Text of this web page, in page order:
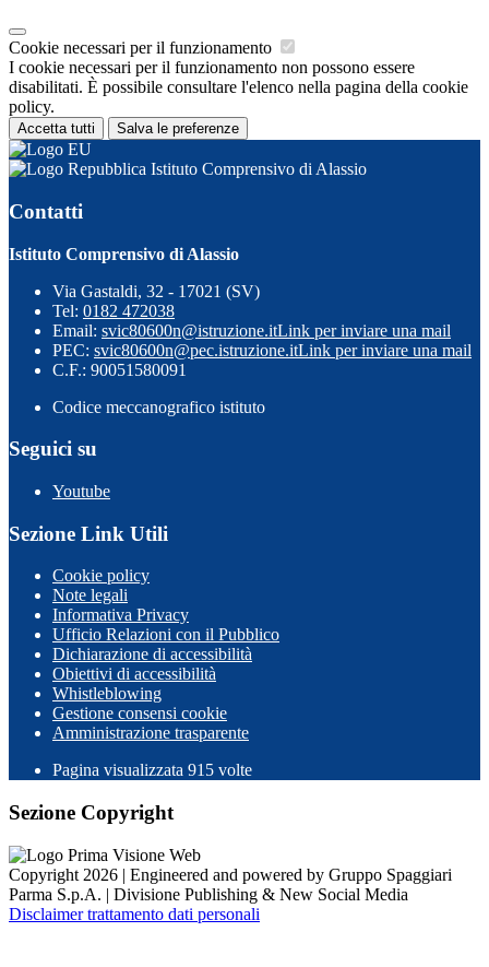
Cookie necessari per il funzionamento
I cookie necessari per il funzionamento non possono essere
disabilitati. È possibile consultare l'elenco nella pagina della cookie
policy.
Accetta tutti Salva le preferenze
Istituto Comprensivo di Alassio
Contatti
Istituto Comprensivo di Alassio
Via Gastaldi, 32 - 17021 (SV)
Tel: 0182 472038
Email: svic80600n@istruzione.itLink per inviare una mail
PEC: svic80600n@pec.istruzione.itLink per inviare una mail
C.F.: 90051580091
Codice meccanografico istituto
Seguici su
Youtube
Sezione Link Utili
Cookie policy
Note legali
Informativa Privacy
Ufficio Relazioni con il Pubblico
Dichiarazione di accessibilità
Obiettivi di accessibilità
Whistleblowing
Gestione consensi cookie
Amministrazione trasparente
Pagina visualizzata 915 volte
Sezione Copyright
Copyright 2026 | Engineered and powered by Gruppo Spaggiari
Parma S.p.A. | Divisione Publishing & New Social Media
Disclaimer trattamento dati personali